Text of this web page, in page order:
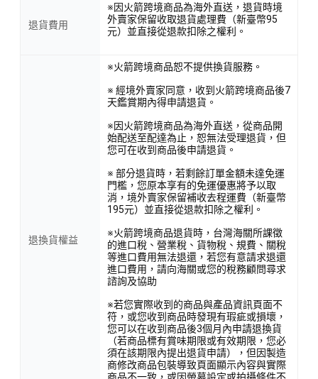
退貨費用
※因火箭跨境商品為海外直送，退貨時境
外賣家保留收取退貨處理費（新臺幣95
元）並直接從退款扣除之權利。
退換貨權益
※火箭跨境商品恕不提供換貨服務。
※ 經境外賣家同意，收到火箭跨境商品後7
天鑑賞期內得申請退貨。
※因火箭跨境商品為海外直送，從商品開
始配送至配達為止，恕無法受理退貨，但
您可在收到商品後申請退貨。
※ 部分退貨時，若剩餘訂單金額未達免運
門檻，您原本享有的免運優惠將予以取
消，境外賣家保留補收去程運費（新臺幣
195元）並直接從退款扣除之權利。
※火箭跨境商品退貨時，台灣海關所課徵
的進口稅、營業稅、貨物稅、規費、關稅
等進口費用無法退還，若您有意請求退還
進口費用，請向海關或您的稅務顧問尋求
諮詢及協助
※若您實際收到的商品與產品資訊頁面不
符，或您收到商品時發現有瑕疵或損壞，
您可以在收到商品後3個月內申請退換貨
（若商品標有賞味期限或有效期限，您必
須在該期限內提出退貨申請），但因製造
商修改商品包裝導致頁面顯示內容與實際
商品不一致，或因螢幕設定或拍攝條件不